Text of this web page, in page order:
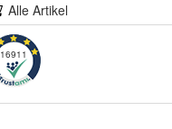
Alle Artikel
16911